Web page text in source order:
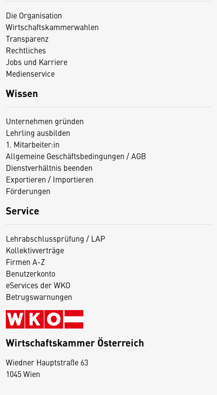
Die Organisation
Wirtschaftskammerwahlen
Transparenz
Rechtliches
Jobs und Karriere
Medienservice
Wissen
Unternehmen gründen
Lehrling ausbilden
1. Mitarbeiter:in
Allgemeine Geschäftsbedingungen / AGB
Dienstverhältnis beenden
Exportieren / Importieren
Förderungen
Service
Lehrabschlussprüfung / LAP
Kollektivverträge
Firmen A-Z
Benutzerkonto
eServices der WKO
Betrugswarnungen
Wirtschaftskammer Österreich
Wiedner Hauptstraße 63
1045 Wien
D